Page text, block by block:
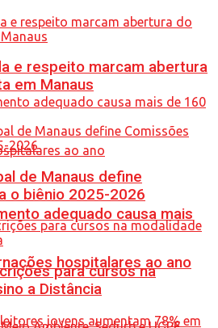
adequado causa mais
hospitalares ao ano
e respeito marcam abertura
em Manaus
de Manaus define
o biênio 2025-2026
para cursos na
a Distância